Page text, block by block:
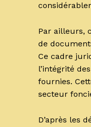
Par ailleurs,
de
Ce cadre
l’intégrité
fournies.
secteur
D’après les